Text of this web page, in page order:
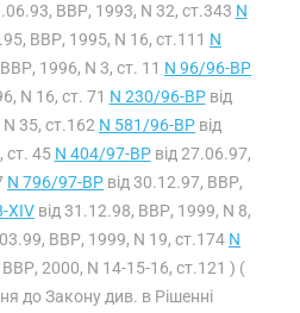
ВВР, 1993, N 32, ст.343 N
ВВР, 1995, N 16, ст.111 N
1996, N 3, ст. 11 N 96/96-ВР
N 16, ст. 71 N 230/96-ВРвід
35, ст.162 N 581/96-ВР від
ст. 45 N 404/97-ВРвід 27.06.97,
N 796/97-ВР від 30.12.97, ВВР,
XIV від 31.12.98, ВВР, 1999, N 8,
ВВР, 1999, N 19, ст.174 N
2000, N 14-15-16, ст.121 ) (
до Закону див. в Рішенні